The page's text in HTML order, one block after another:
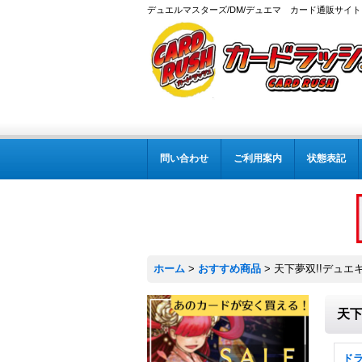
デュエルマスターズ/DM/デュエマ カード通販サイト
問い合わせ ご利用案内 状態表記
ホーム > おすすめ商品 > 天下夢双!!デュエ
天